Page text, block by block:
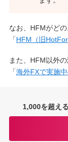
なお、HFMがど
「HFM（旧
また、HFM以外
「海外FXで実施
1,000を超え